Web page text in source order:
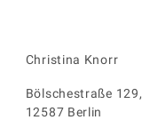
Christina Knorr
Bölschestraße 129,
12587 Berlin